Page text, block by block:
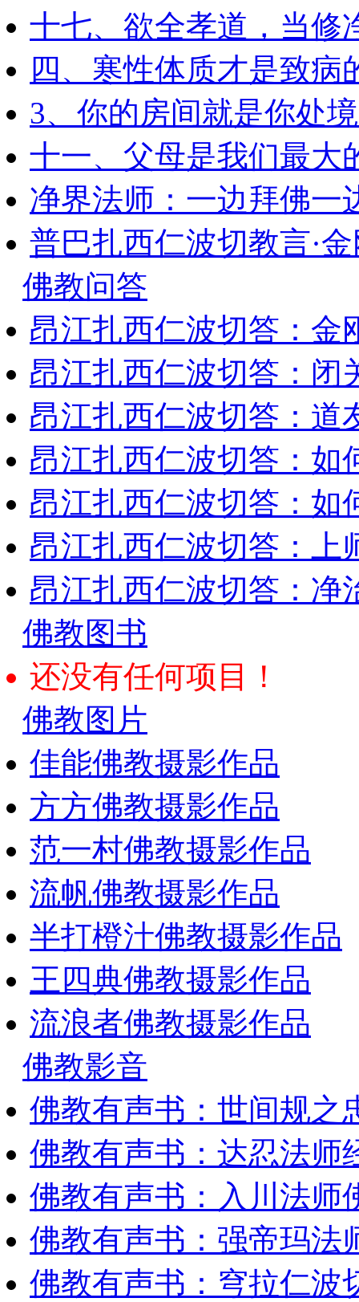
十七、欲全孝道，当修
四、寒性体质才是致病
3、你的房间就是你处
十一、父母是我们最大
净界法师：一边拜佛一
普巴扎西仁波切教言·
佛教问答
昂江扎西仁波切答：金
昂江扎西仁波切答：闭
昂江扎西仁波切答：道
昂江扎西仁波切答：如
昂江扎西仁波切答：如
昂江扎西仁波切答：上
昂江扎西仁波切答：净
佛教图书
还没有任何项目！
佛教图片
佳能佛教摄影作品
方方佛教摄影作品
范一村佛教摄影作品
流帆佛教摄影作品
半打橙汁佛教摄影作品
王四典佛教摄影作品
流浪者佛教摄影作品
佛教影音
佛教有声书：世间规
佛教有声书：达忍法师
佛教有声书：入川法师
佛教有声书：强帝玛法
佛教有声书：穹拉仁波